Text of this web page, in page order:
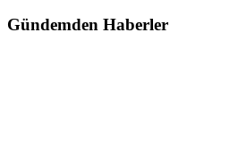
Gündemden Haberler